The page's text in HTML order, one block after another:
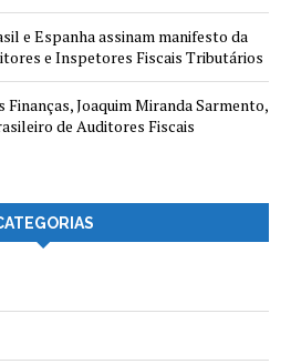
e Espanha assinam manifesto da
e Inspetores Fiscais Tributários
Joaquim Miranda Sarmento,
de Auditores Fiscais